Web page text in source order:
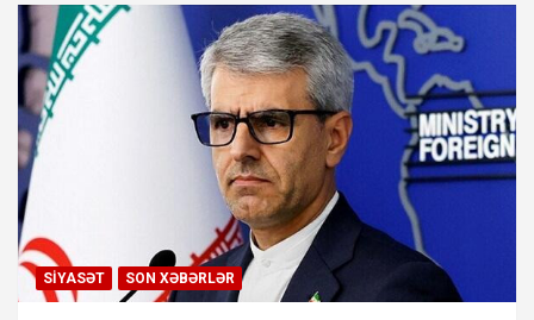
SIYASƏT SON XƏBƏRLƏR